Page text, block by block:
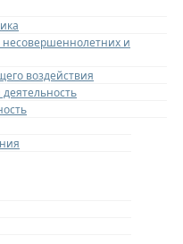
и
воздействия
деятельность